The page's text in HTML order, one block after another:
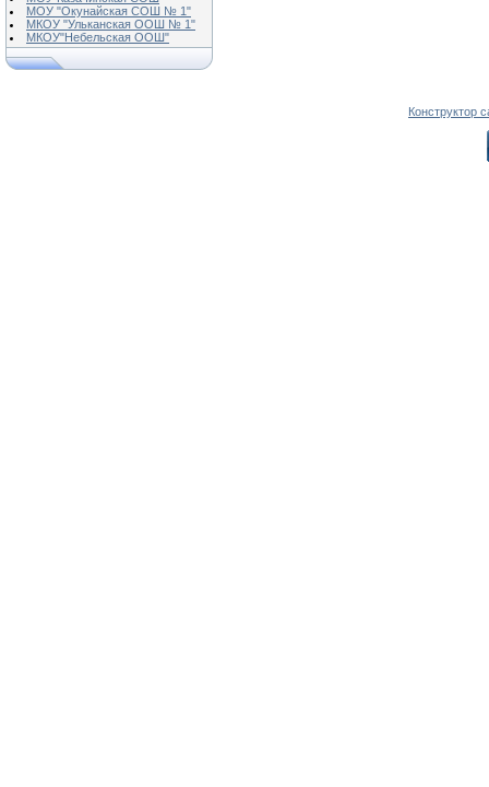
МОУ "Окунайская СОШ № 1"
МКОУ "Ульканская ООШ № 1"
МКОУ"Небельская ООШ"
Конструктор